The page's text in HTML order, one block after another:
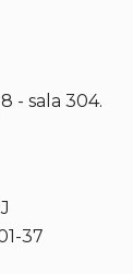
- sala 304.
37